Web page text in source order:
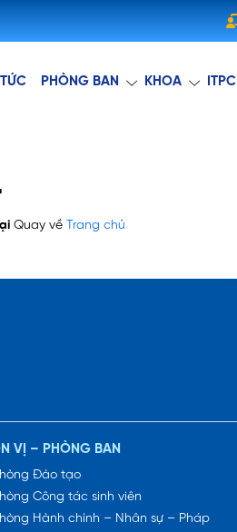
PHÒNG BAN KHOA ITPC
Quay về Trang chủ
VỊ – PHÒNG BAN
Đào tạo
Công tác sinh viên
Hành chính – Nhân sự – Pháp